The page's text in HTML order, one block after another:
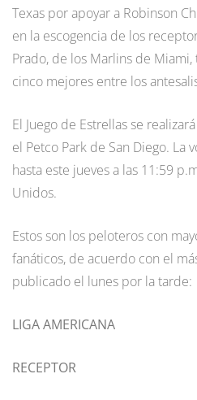
Texas por apoyar a Robinson
en la escogencia de los
Prado, de los Marlins de
cinco mejores entre los
El Juego de Estrellas se
el Petco Park de San Diego. La
hasta este jueves a las 11:59
Unidos.
Estos son los peloteros con
fanáticos, de acuerdo con el
publicado el lunes por la tarde:
LIGA AMERICANA
RECEPTOR